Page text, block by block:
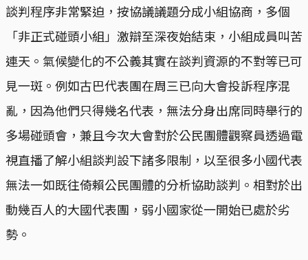
談判程序非常緊迫，按協議議題分成小組協商，多個
「非正式碰頭小組」激辯至深夜始結束，小組成員叫苦
連天。氣候變化的不公義其實在談判資源的不對等已可
見一斑。例如古巴代表團在周三已向大會投訴程序混
亂，因為他們只得幾名代表，無法分身出席同時舉行的
多場碰頭會，兼且今次大會對於公民團體觀察員透過電
視直播了解小組談判設下諸多限制，以至很多小國代表
無法一如既往倚賴公民團體的分析協助談判。相對於出
動幾百人的大國代表團，弱小國家從一開始已處於劣
勢。